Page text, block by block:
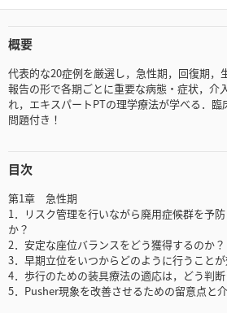
概要
代表的な20症例を厳選し，急性期，回復期，
報告の形で各期ごとに重要な病態・症状，介
れ，エキスパートPTの理学療法が学べる．
問題付き！
目次
第1章 急性期
1．リスク管理を行いながら廃用症候群を予
か？
2．安定な座位バランスをどう獲得するのか？
3．早期立位をいつからどのように行うこと
4．歩行のための装具療法の適応は，どう判
5．Pusher現象を改善させるための留意点と